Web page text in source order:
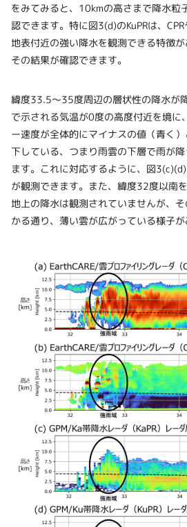
をみてみると、10kmの高さまで降水粒
認できます。特に図3(d)のKuPRは、
地表付近の強い降水を観測できる特徴
その結果が確認できます。
緯度33.5～35度周辺の層状性の降水が
で示される気温が0度の高度付近を境に
ー速度が全体的にマイナスの値（青く
下している、つまり雨雲の下層で雨が
ます。これに対応するように、図
が観測できます。また、緯度32度以南
地上の降水は観測されていませんが、
かる通り、薄い雲が広がっている様子が